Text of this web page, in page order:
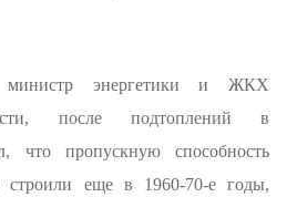
министр энергетики и ЖКХ
после подтоплений в
что пропускную способность
строили еще в 1960-70-е годы,